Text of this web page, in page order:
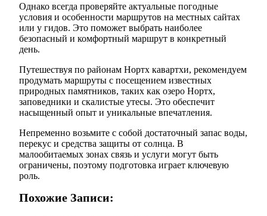
Однако всегда проверяйте актуальные погодные
условия и особенности маршрутов на местных сайтах
или у гидов. Это поможет выбрать наиболее
безопасный и комфортный маршрут в конкретный
день.
Путешествуя по районам Нортх кавартхи, рекомендуем
продумать маршруты с посещением известных
природных памятников, таких как озеро Нортх,
заповедники и скалистые утесы. Это обеспечит
насыщенный опыт и уникальные впечатления.
Непременно возьмите с собой достаточный запас воды,
перекус и средства защиты от солнца. В
малообитаемых зонах связь и услуги могут быть
ограничены, поэтому подготовка играет ключевую
роль.
Похожие Записи: